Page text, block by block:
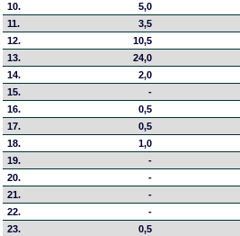
10.
5,0
11.
3,5
12.
10,5
13.
24,0
14.
2,0
15.
-
16.
0,5
17.
0,5
18.
1,0
19.
-
20.
-
21.
-
22.
-
23.
0,5